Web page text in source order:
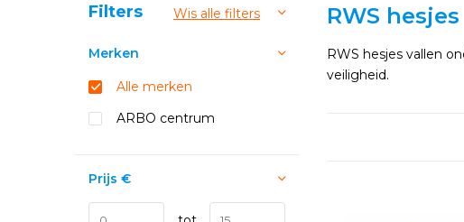
RWS hesjes
RWS hesjes vallen
veiligheid.
Sorteren op:
Filters Wis alle filters
Merken
Alle merken
ARBO centrum
Prijs €